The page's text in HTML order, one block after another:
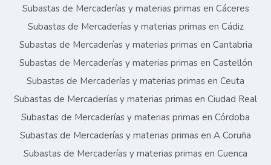
Subastas de Mercaderías y materias primas en Cáceres
Subastas de Mercaderías y materias primas en Cádiz
Subastas de Mercaderías y materias primas en Cantabria
Subastas de Mercaderías y materias primas en Castellón
Subastas de Mercaderías y materias primas en Ceuta
Subastas de Mercaderías y materias primas en Ciudad Real
Subastas de Mercaderías y materias primas en Córdoba
Subastas de Mercaderías y materias primas en A Coruña
Subastas de Mercaderías y materias primas en Cuenca